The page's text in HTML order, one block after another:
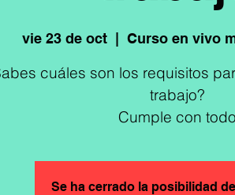
vie 23 de oct
  |
Curso en vivo
cuáles son los requisitos
trabajo?
Cumple con todo
Se ha cerrado la posibilidad